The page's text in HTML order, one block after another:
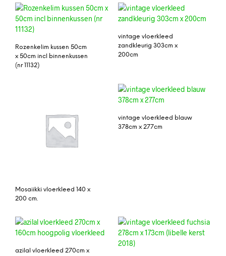
Rozenkelim kussen 50cm
x 50cm incl binnenkussen
(nr 11132)
vintage vloerkleed
zandkleurig 303cm x
200cm
Mosaiikki vloerkleed 140 x
200 cm.
vintage vloerkleed blauw
378cm x 277cm
azilal vloerkleed 270cm x